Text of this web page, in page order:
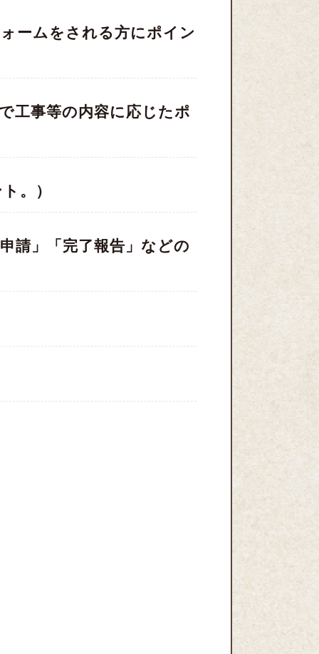
ームをされる方にポイン
工事等の内容に応じたポ
。）
請」「完了報告」などの